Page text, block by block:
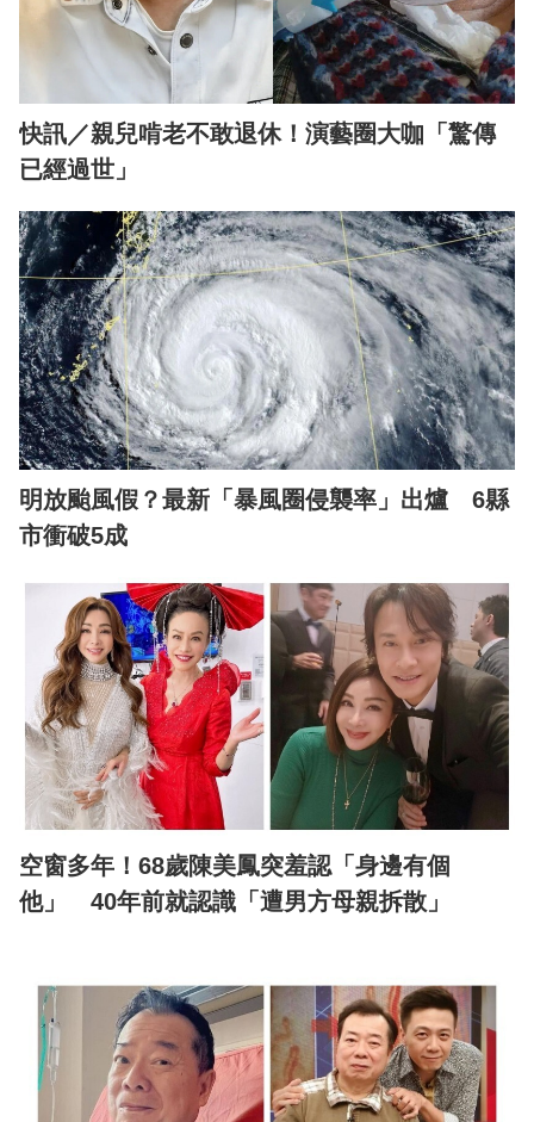
快訊／親兒啃老不敢退休！演藝圈大咖「驚傳
已經過世」
明放颱風假？最新「暴風圈侵襲率」出爐 6縣
市衝破5成
空窗多年！68歲陳美鳳突羞認「身邊有個
他」 40年前就認識「遭男方母親拆散」